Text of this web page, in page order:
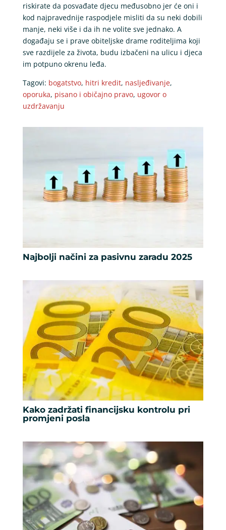
riskirate da posvađate djecu međusobno jer će oni i
kod najpravednije raspodjele misliti da su neki dobili
manje, neki više i da ih ne volite sve jednako. A
događaju se i prave obiteljske drame roditeljima koji
sve razdijele za života, budu izbačeni na ulicu i djeca
im potpuno okrenu leđa.
Tagovi: bogatstvo, hitri kredit, nasljeđivanje,
oporuka, pisano i običajno pravo, ugovor o
uzdržavanju
Najbolji načini za pasivnu zaradu 2025
Kako zadržati financijsku kontrolu pri
promjeni posla